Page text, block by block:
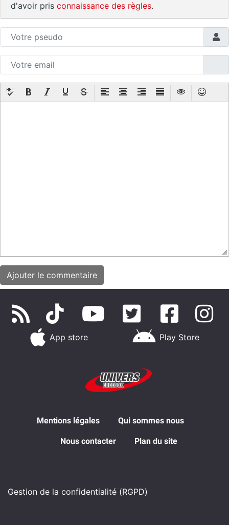
d'avoir pris connaissance des règles.
App store Play Store
Mentions légales Qui sommes nous
Nous contacter Plan du site
Gestion de la confidentialité (RGPD)